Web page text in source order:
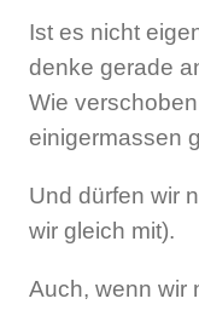
Ist es nicht
denke gerade
Wie
einigermassen
Und dürfen wir
wir gleich mit).
Auch, wenn wir